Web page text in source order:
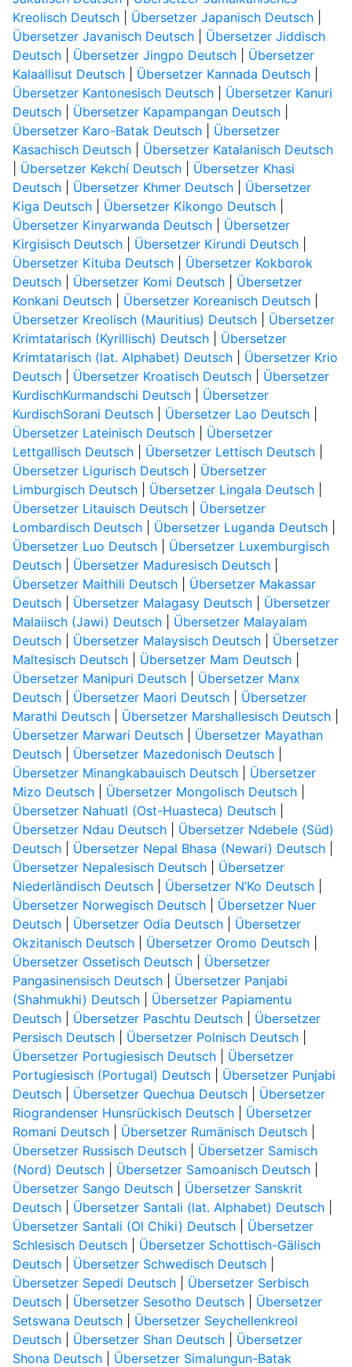
Kreolisch Deutsch| Übersetzer Japanisch Deutsch|
Übersetzer Javanisch Deutsch| Übersetzer Jiddisch
Deutsch| Übersetzer Jingpo Deutsch| Übersetzer
Kalaallisut Deutsch| Übersetzer Kannada Deutsch|
Übersetzer Kantonesisch Deutsch| Übersetzer Kanuri
Deutsch| Übersetzer Kapampangan Deutsch|
Übersetzer Karo-Batak Deutsch| Übersetzer
Kasachisch Deutsch| Übersetzer Katalanisch Deutsch
Übersetzer Kekchí Deutsch| Übersetzer Khasi
Deutsch| Übersetzer Khmer Deutsch| Übersetzer
Kiga Deutsch| Übersetzer Kikongo Deutsch|
Übersetzer Kinyarwanda Deutsch| Übersetzer
Kirgisisch Deutsch| Übersetzer Kirundi Deutsch|
Übersetzer Kituba Deutsch| Übersetzer Kokborok
Deutsch| Übersetzer Komi Deutsch| Übersetzer
Konkani Deutsch| Übersetzer Koreanisch Deutsch|
Übersetzer Kreolisch (Mauritius) Deutsch| Übersetzer
Krimtatarisch (Kyrillisch) Deutsch| Übersetzer
Krimtatarisch (lat. Alphabet) Deutsch| Übersetzer Krio
Deutsch| Übersetzer Kroatisch Deutsch| Übersetzer
KurdischKurmandschi Deutsch| Übersetzer
KurdischSorani Deutsch| Übersetzer Lao Deutsch|
Übersetzer Lateinisch Deutsch| Übersetzer
Lettgallisch Deutsch| Übersetzer Lettisch Deutsch|
Übersetzer Ligurisch Deutsch| Übersetzer
Limburgisch Deutsch| Übersetzer Lingala Deutsch|
Übersetzer Litauisch Deutsch| Übersetzer
Lombardisch Deutsch| Übersetzer Luganda Deutsch|
Übersetzer Luo Deutsch| Übersetzer Luxemburgisch
Deutsch| Übersetzer Maduresisch Deutsch|
Übersetzer Maithili Deutsch| Übersetzer Makassar
Deutsch| Übersetzer Malagasy Deutsch| Übersetzer
Malaiisch (Jawi) Deutsch| Übersetzer Malayalam
Deutsch| Übersetzer Malaysisch Deutsch| Übersetzer
Maltesisch Deutsch| Übersetzer Mam Deutsch|
Übersetzer Manipuri Deutsch| Übersetzer Manx
Deutsch| Übersetzer Maori Deutsch| Übersetzer
Marathi Deutsch| Übersetzer Marshallesisch Deutsch|
Übersetzer Marwari Deutsch| Übersetzer Mayathan
Deutsch| Übersetzer Mazedonisch Deutsch|
Übersetzer Minangkabauisch Deutsch| Übersetzer
Mizo Deutsch| Übersetzer Mongolisch Deutsch|
Übersetzer Nahuatl (Ost-Huasteca) Deutsch|
Übersetzer Ndau Deutsch| Übersetzer Ndebele (Süd)
Deutsch| Übersetzer Nepal Bhasa (Newari) Deutsch|
Übersetzer Nepalesisch Deutsch| Übersetzer
Niederländisch Deutsch| Übersetzer N’Ko Deutsch|
Übersetzer Norwegisch Deutsch| Übersetzer Nuer
Deutsch| Übersetzer Odia Deutsch| Übersetzer
Okzitanisch Deutsch| Übersetzer Oromo Deutsch|
Übersetzer Ossetisch Deutsch| Übersetzer
Pangasinensisch Deutsch| Übersetzer Panjabi
(Shahmukhi) Deutsch| Übersetzer Papiamentu
Deutsch| Übersetzer Paschtu Deutsch| Übersetzer
Persisch Deutsch| Übersetzer Polnisch Deutsch|
Übersetzer Portugiesisch Deutsch| Übersetzer
Portugiesisch (Portugal) Deutsch| Übersetzer Punjabi
Deutsch| Übersetzer Quechua Deutsch| Übersetzer
Riograndenser Hunsrückisch Deutsch| Übersetzer
Romani Deutsch| Übersetzer Rumänisch Deutsch|
Übersetzer Russisch Deutsch| Übersetzer Samisch
(Nord) Deutsch| Übersetzer Samoanisch Deutsch|
Übersetzer Sango Deutsch| Übersetzer Sanskrit
Deutsch| Übersetzer Santali (lat. Alphabet) Deutsch|
Übersetzer Santali (Ol Chiki) Deutsch| Übersetzer
Schlesisch Deutsch| Übersetzer Schottisch-Gälisch
Deutsch| Übersetzer Schwedisch Deutsch|
Übersetzer Sepedi Deutsch| Übersetzer Serbisch
Deutsch| Übersetzer Sesotho Deutsch| Übersetzer
Setswana Deutsch| Übersetzer Seychellenkreol
Deutsch| Übersetzer Shan Deutsch| Übersetzer
Shona Deutsch| Übersetzer Simalungun-Batak